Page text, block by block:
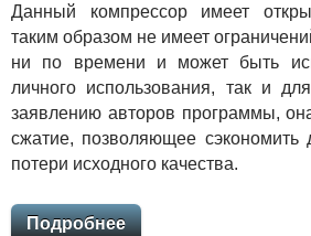
Данный компрессор имеет
таким образом не имеет
ни по времени и может быть
личного использования, так и
заявлению авторов программы,
сжатие, позволяющее сэкономить
потери исходного качества.
Подробнее